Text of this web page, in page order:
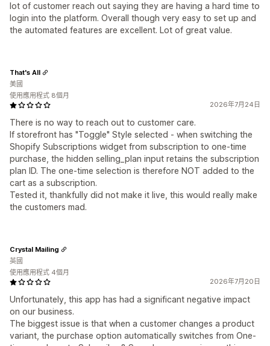
lot of customer reach out saying they are having a hard time to
login into the platform. Overall though very easy to set up and
the automated features are excellent. Lot of great value.
2026年7月24日
There is no way to reach out to customer care.
If storefront has "Toggle" Style selected - when switching the
Shopify Subscriptions widget from subscription to one-time
purchase, the hidden selling_plan input retains the subscription
plan ID. The one-time selection is therefore NOT added to the
cart as a subscription.
Tested it, thankfully did not make it live, this would really make
the customers mad.
That's All
美國
使用應用程式 8個月
2026年7月20日
Unfortunately, this app has had a significant negative impact
on our business.
The biggest issue is that when a customer changes a product
variant, the purchase option automatically switches from One-
Crystal Mailing
英國
使用應用程式 4個月